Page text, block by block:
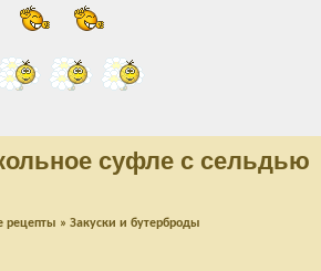
суфле с сельдью
рецепты » Закуски и бутерброды